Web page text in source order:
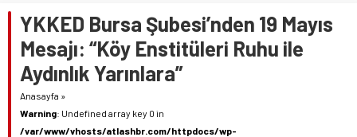
YKKED Bursa Şubesi’nden 19 Mayıs
Mesajı: “Köy Enstitüleri Ruhu ile
Aydınlık Yarınlara”
Anasayfa »
Warning: Undefined array key 0 in
/var/www/vhosts/atlashbr.com/httpdocs/wp-